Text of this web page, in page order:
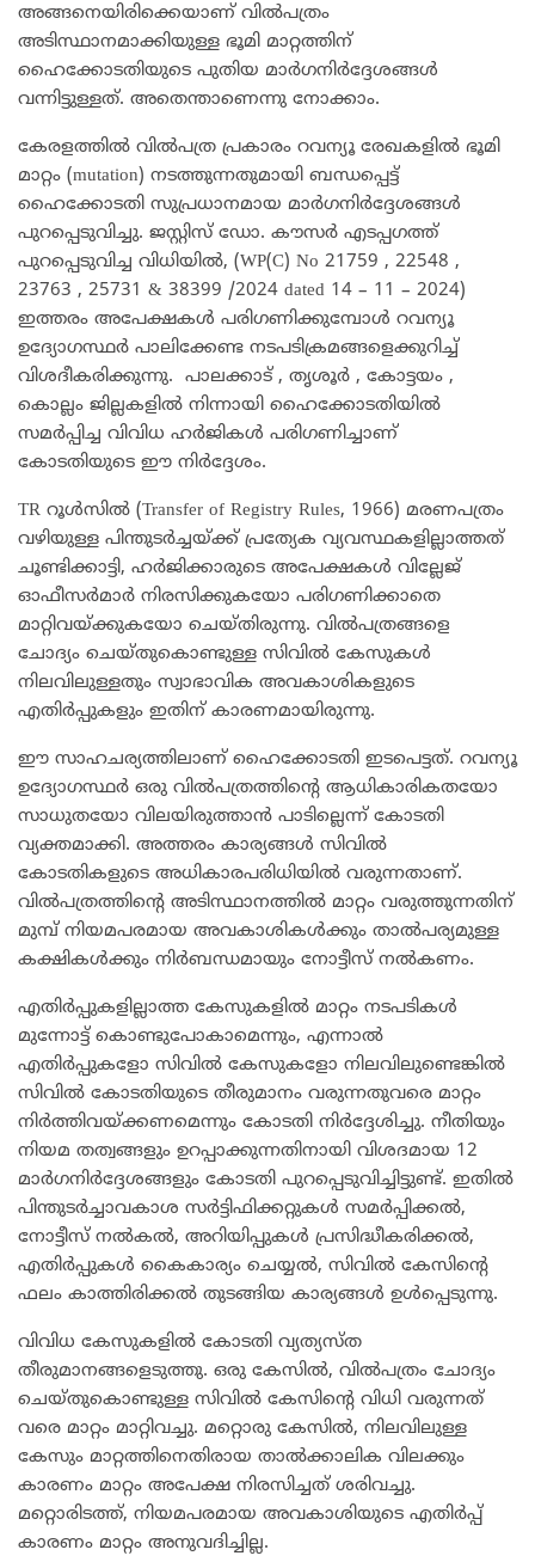
അങ്ങനെയിരിക്കെയാണ് വിൽപത്രം
അടിസ്ഥാനമാക്കിയുള്ള ഭൂമി മാറ്റത്തിന്
ഹൈക്കോടതിയുടെ പുതിയ മാർഗനിർദ്ദേശങ്ങൾ
വന്നിട്ടുള്ളത്. അതെന്താണെന്നു നോക്കാം.
കേരളത്തിൽ വിൽപത്ര പ്രകാരം റവന്യൂ രേഖകളിൽ ഭൂമി
മാറ്റം (mutation) നടത്തുന്നതുമായി ബന്ധപ്പെട്ട്
ഹൈക്കോടതി സുപ്രധാനമായ മാർഗനിർദ്ദേശങ്ങൾ
പുറപ്പെടുവിച്ചു. ജസ്റ്റിസ് ഡോ. കൗസർ എടപ്പഗത്ത്
പുറപ്പെടുവിച്ച വിധിയിൽ, (WP(C) No 21759 , 22548 ,
23763 , 25731 & 38399 /2024 dated 14 – 11 – 2024)
ഇത്തരം അപേക്ഷകൾ പരിഗണിക്കുമ്പോൾ റവന്യൂ
ഉദ്യോഗസ്ഥർ പാലിക്കേണ്ട നടപടിക്രമങ്ങളെക്കുറിച്ച്
വിശദീകരിക്കുന്നു. പാലക്കാട് , തൃശൂർ , കോട്ടയം ,
കൊല്ലം ജില്ലകളിൽ നിന്നായി ഹൈക്കോടതിയിൽ
സമർപ്പിച്ച വിവിധ ഹർജികൾ പരിഗണിച്ചാണ്
കോടതിയുടെ ഈ നിർദ്ദേശം.
TR റൂൾസിൽ (Transfer of Registry Rules, 1966) മരണപത്രം
വഴിയുള്ള പിന്തുടർച്ചയ്ക്ക് പ്രത്യേക വ്യവസ്ഥകളില്ലാത്തത്
ചൂണ്ടിക്കാട്ടി, ഹർജിക്കാരുടെ അപേക്ഷകൾ വില്ലേജ്
ഓഫീസർമാർ നിരസിക്കുകയോ പരിഗണിക്കാതെ
മാറ്റിവയ്ക്കുകയോ ചെയ്തിരുന്നു. വിൽപത്രങ്ങളെ
ചോദ്യം ചെയ്തുകൊണ്ടുള്ള സിവിൽ കേസുകൾ
നിലവിലുള്ളതും സ്വാഭാവിക അവകാശികളുടെ
എതിർപ്പുകളും ഇതിന് കാരണമായിരുന്നു.
ഈ സാഹചര്യത്തിലാണ് ഹൈക്കോടതി ഇടപെട്ടത്. റവന്യൂ
ഉദ്യോഗസ്ഥർ ഒരു വിൽപത്രത്തിന്റെ ആധികാരികതയോ
സാധുതയോ വിലയിരുത്താൻ പാടില്ലെന്ന് കോടതി
വ്യക്തമാക്കി. അത്തരം കാര്യങ്ങൾ സിവിൽ
കോടതികളുടെ അധികാരപരിധിയിൽ വരുന്നതാണ്.
വിൽപത്രത്തിന്റെ അടിസ്ഥാനത്തിൽ മാറ്റം വരുത്തുന്നതിന്
മുമ്പ് നിയമപരമായ അവകാശികൾക്കും താൽപര്യമുള്ള
കക്ഷികൾക്കും നിർബന്ധമായും നോട്ടീസ് നൽകണം.
എതിർപ്പുകളില്ലാത്ത കേസുകളിൽ മാറ്റം നടപടികൾ
മുന്നോട്ട് കൊണ്ടുപോകാമെന്നും, എന്നാൽ
എതിർപ്പുകളോ സിവിൽ കേസുകളോ നിലവിലുണ്ടെങ്കിൽ
സിവിൽ കോടതിയുടെ തീരുമാനം വരുന്നതുവരെ മാറ്റം
നിർത്തിവയ്ക്കണമെന്നും കോടതി നിർദ്ദേശിച്ചു. നീതിയും
നിയമ തത്വങ്ങളും ഉറപ്പാക്കുന്നതിനായി വിശദമായ 12
മാർഗനിർദ്ദേശങ്ങളും കോടതി പുറപ്പെടുവിച്ചിട്ടുണ്ട്. ഇതിൽ
പിന്തുടർച്ചാവകാശ സർട്ടിഫിക്കറ്റുകൾ സമർപ്പിക്കൽ,
നോട്ടീസ് നൽകൽ, അറിയിപ്പുകൾ പ്രസിദ്ധീകരിക്കൽ,
എതിർപ്പുകൾ കൈകാര്യം ചെയ്യൽ, സിവിൽ കേസിന്റെ
ഫലം കാത്തിരിക്കൽ തുടങ്ങിയ കാര്യങ്ങൾ ഉൾപ്പെടുന്നു.
വിവിധ കേസുകളിൽ കോടതി വ്യത്യസ്ത
തീരുമാനങ്ങളെടുത്തു. ഒരു കേസിൽ, വിൽപത്രം ചോദ്യം
ചെയ്തുകൊണ്ടുള്ള സിവിൽ കേസിന്റെ വിധി വരുന്നത്
വരെ മാറ്റം മാറ്റിവച്ചു. മറ്റൊരു കേസിൽ, നിലവിലുള്ള
കേസും മാറ്റത്തിനെതിരായ താൽക്കാലിക വിലക്കും
കാരണം മാറ്റം അപേക്ഷ നിരസിച്ചത് ശരിവച്ചു.
മറ്റൊരിടത്ത്, നിയമപരമായ അവകാശിയുടെ എതിർപ്പ്
കാരണം മാറ്റം അനുവദിച്ചില്ല.